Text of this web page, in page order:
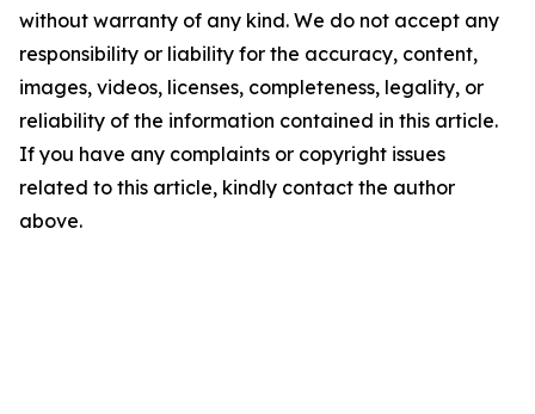
without warranty of any kind. We do not accept any
responsibility or liability for the accuracy, content,
images, videos, licenses, completeness, legality, or
reliability of the information contained in this article.
If you have any complaints or copyright issues
related to this article, kindly contact the author
above.